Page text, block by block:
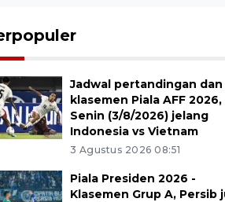
Jadwal pertandingan dan
klasemen Piala AFF 2026,
Senin (3/8/2026) jelang
Indonesia vs Vietnam
3 Agustus 2026 08:51
Piala Presiden 2026 -
Klasemen Grup A, Persib